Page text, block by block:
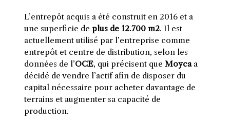
L’entrepôt acquis a été construit en 2016 et a
une superficie de plus de 12.700 m2. Il est
actuellement utilisé par l’entreprise comme
entrepôt et centre de distribution, selon les
données de l’OCE, qui précisent que Moycaa
décidé de vendre l’actif afin de disposer du
capital nécessaire pour acheter davantage de
terrains et augmenter sa capacité de
production.